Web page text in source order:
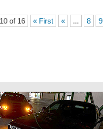
of 16 « First « ... 8 9